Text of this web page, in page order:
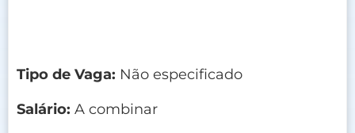
Tipo de Vaga: Não especificado
Salário: A combinar